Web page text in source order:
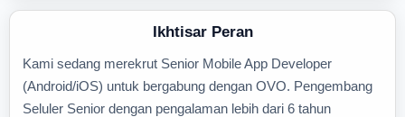
Ikhtisar Peran
Kami sedang merekrut Senior Mobile App Developer
(Android/iOS) untuk bergabung dengan OVO. Pengembang
Seluler Senior dengan pengalaman lebih dari 6 tahun